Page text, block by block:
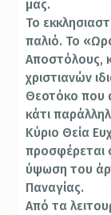
μας.
Το
παλιό. Το
Αποστόλους,
χριστιανών
Θεοτόκο που
κάτι
Κύριο Θεία
προσφέρεται
ύψωση του
Παναγίας.
Από τα